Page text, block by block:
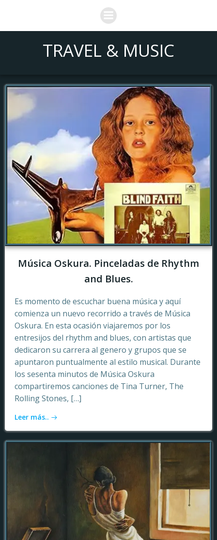
Saltar
al
contenido
TRAVEL & MUSIC
Música Oskura. Pinceladas de Rhythm
and Blues.
Es momento de escuchar buena música y aquí
comienza un nuevo recorrido a través de Música
Oskura. En esta ocasión viajaremos por los
entresijos del rhythm and blues, con artistas que
dedicaron su carrera al genero y grupos que se
apuntaron puntualmente al estilo musical. Durante
los sesenta minutos de Música Oskura
compartiremos canciones de Tina Turner, The
Rolling Stones, […]
Leer más..